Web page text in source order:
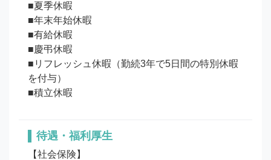
■夏季休暇
■年末年始休暇
■有給休暇
■慶弔休暇
■リフレッシュ休暇（勤続3年で5日間の特別休暇
を付与）
待遇・福利厚生
【社会保険】